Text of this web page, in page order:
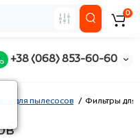
+38 (068) 853-60-60
0
для пылесосов Фильтры для